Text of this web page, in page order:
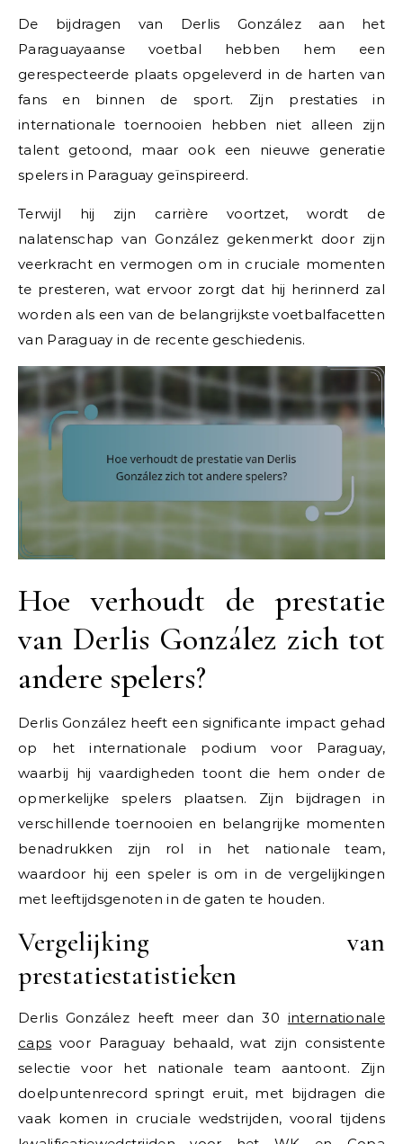
De bijdragen van Derlis González aan het
Paraguayaanse voetbal hebben hem een
gerespecteerde plaats opgeleverd in de harten van
fans en binnen de sport. Zijn prestaties in
internationale toernooien hebben niet alleen zijn
talent getoond, maar ook een nieuwe generatie
spelers in Paraguay geïnspireerd.
Terwijl hij zijn carrière voortzet, wordt de
nalatenschap van González gekenmerkt door zijn
veerkracht en vermogen om in cruciale momenten
te presteren, wat ervoor zorgt dat hij herinnerd zal
worden als een van de belangrijkste voetbalfacetten
van Paraguay in de recente geschiedenis.
Hoe verhoudt de prestatie
van Derlis González zich tot
andere spelers?
Derlis González heeft een significante impact gehad
op het internationale podium voor Paraguay,
waarbij hij vaardigheden toont die hem onder de
opmerkelijke spelers plaatsen. Zijn bijdragen in
verschillende toernooien en belangrijke momenten
benadrukken zijn rol in het nationale team,
waardoor hij een speler is om in de vergelijkingen
met leeftijdsgenoten in de gaten te houden.
Vergelijking van
prestatiestatistieken
Derlis González heeft meer dan 30 internationale
caps voor Paraguay behaald, wat zijn consistente
selectie voor het nationale team aantoont. Zijn
doelpuntenrecord springt eruit, met bijdragen die
vaak komen in cruciale wedstrijden, vooral tijdens